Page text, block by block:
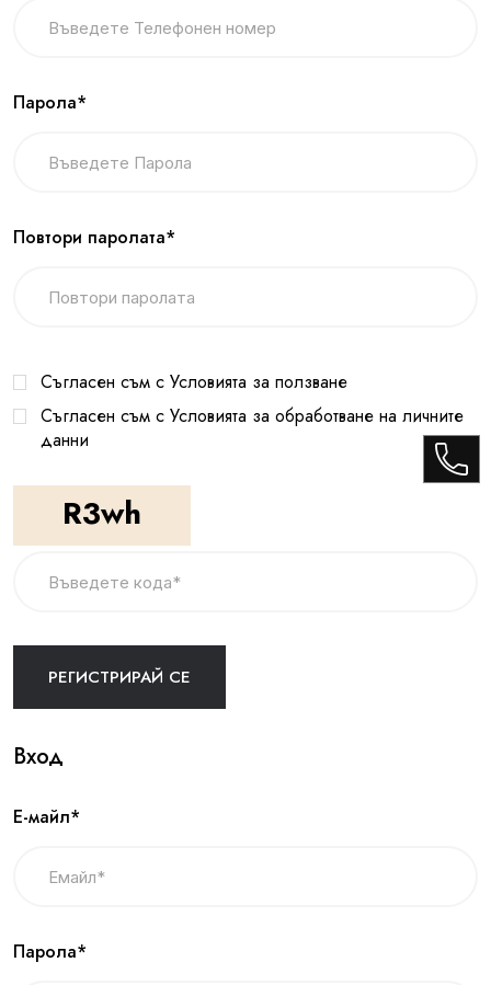
Парола*
Повтори паролата*
Съгласен съм с Условията за ползване
Съгласен съм с Условията за обработване на личните
данни
R3wh
Вход
Е-майл*
Парола*